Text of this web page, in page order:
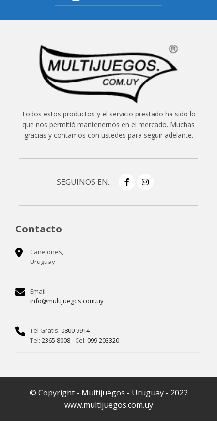
Todos estos productos y el servicio prestado ha sido lo
que nos permitió mantenernos en el mercado. Muchas
gracias y contamos con ustedes para seguir adelante.
SEGUINOS EN:
Contacto
Canelones,
Uruguay
Email:
info@multijuegos.com.uy
Tel Gratis: 0800 9914
Tel: 2365 8008- Cel: 099 203320
© Copyright - Multijuegos - Uruguay - 2022
www.multijuegos.com.uy